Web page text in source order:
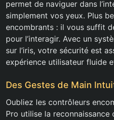
permet de naviguer dans
simplement vos yeux. Plus
encombrants : il vous suffit
pour l’interagir. Avec un
sur l’iris, votre sécurité est
expérience utilisateur fluide
Des Gestes de Main
Oubliez les contrôleurs
Pro utilise la